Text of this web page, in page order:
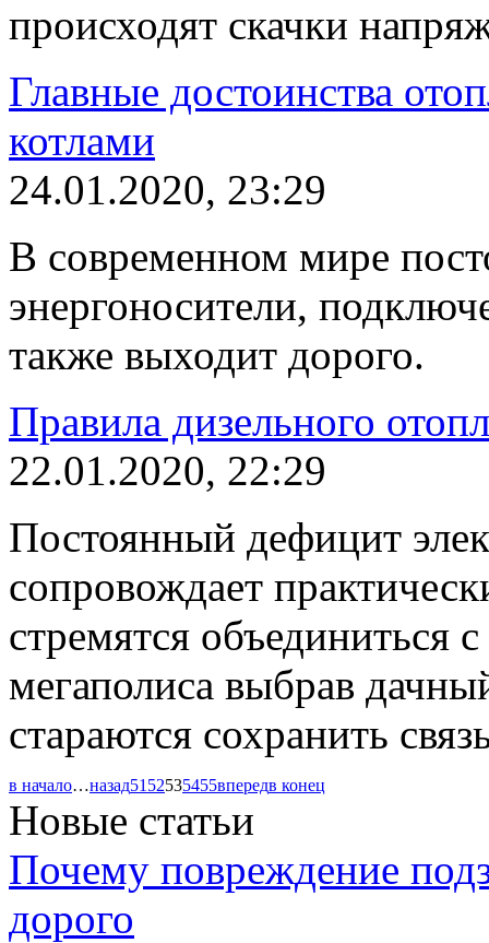
происходят скачки
Главные достоинства
котлами
24.01.2020, 23:29
В современном мире
энергоносители,
также выходит дорого.
Правила дизельного
22.01.2020, 22:29
Постоянный дефицит
сопровождает
стремятся объединиться
мегаполиса выбрав
стараются сохранить
в начало…назад51 52535455впередв конец
Новые статьи
Почему повреждение
дорого